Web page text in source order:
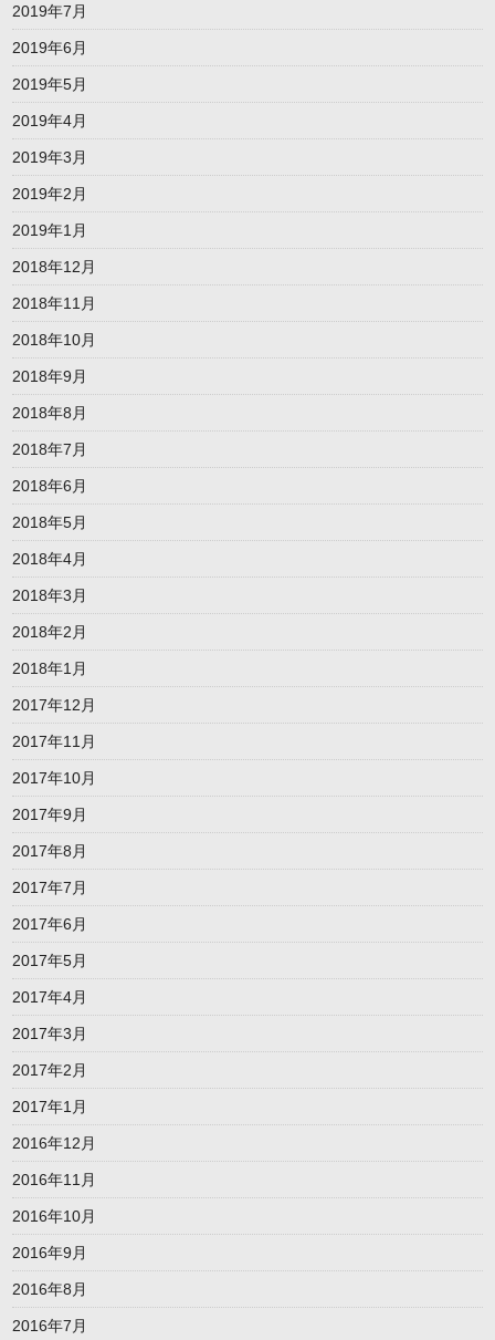
2019年7月
2019年6月
2019年5月
2019年4月
2019年3月
2019年2月
2019年1月
2018年12月
2018年11月
2018年10月
2018年9月
2018年8月
2018年7月
2018年6月
2018年5月
2018年4月
2018年3月
2018年2月
2018年1月
2017年12月
2017年11月
2017年10月
2017年9月
2017年8月
2017年7月
2017年6月
2017年5月
2017年4月
2017年3月
2017年2月
2017年1月
2016年12月
2016年11月
2016年10月
2016年9月
2016年8月
2016年7月